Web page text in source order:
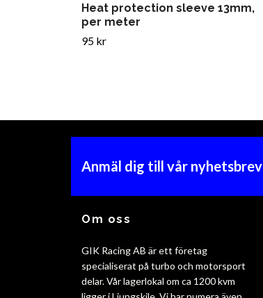
Heat protection sleeve 13mm,
per meter
95 kr
Anmäl dig till vår nyhetsbrev
Om oss
GIK Racing AB är ett företag
specialiserat på turbo och motorsport
delar. Vår lagerlokal om ca 1200 kvm